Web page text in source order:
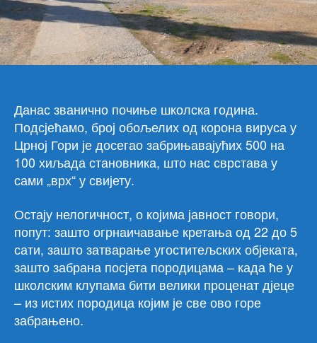
ДА
ПО
Данас званично почиње школска година.
Подсјећамо, број обољелих од корона вируса у
Црној Гори је досегао забрињавајућих 500 на
100 хиљада становника, што нас сврстава у
сами „врх“ у свијету.
Остају нелогичност, о којима јавност говори,
попут: зашто огрнаичавање кретања од 22 до 5
сати, зашто затварање угоститељских објеката,
зашто забрана посјета породицама – када ће у
школским клупама бити велики проценат дјеце
– из истих породица којим је све ово горе
забрањено.